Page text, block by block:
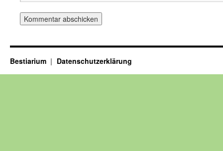
Bestiarium Datenschutzerklärung